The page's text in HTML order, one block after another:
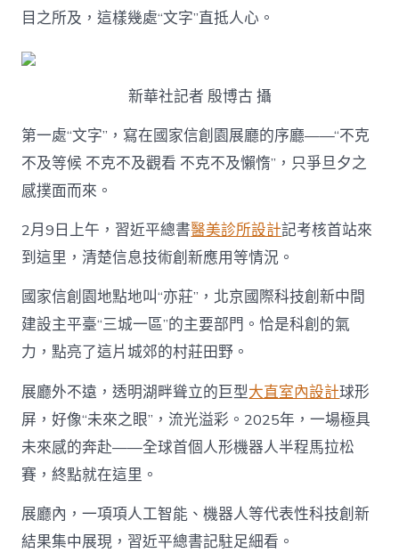
馬
赴
新
目之所及，這樣幾處“文字”直抵人心。
新華社記者 殷博古 攝
第一處“文字”，寫在國家信創園展廳的序廳——“不克
不及等候 不克不及觀看 不克不及懶惰”，只爭旦夕之
感撲面而來。
2月9日上午，習近平總書醫美診所設計記考核首站來
到這里，清楚信息技術創新應用等情況。
國家信創園地點地叫“亦莊”，北京國際科技創新中間
建設主平臺“三城一區”的主要部門。恰是科創的氣
力，點亮了這片城郊的村莊田野。
展廳外不遠，透明湖畔聳立的巨型大直室內設計球形
屏，好像“未來之眼”，流光溢彩。2025年，一場極具
未來感的奔赴——全球首個人形機器人半程馬拉松
賽，終點就在這里。
展廳內，一項項人工智能、機器人等代表性科技創新
結果集中展現，習近平總書記駐足細看。